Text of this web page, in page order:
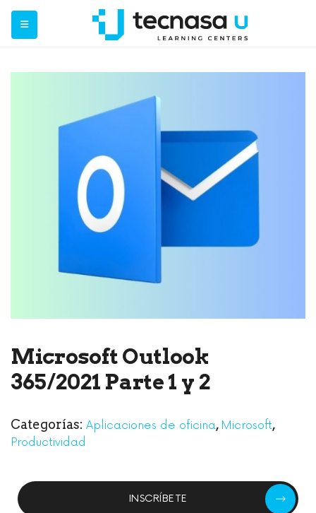
Microsoft Outlook
365/2021 Parte 1 y 2
Categorías: Aplicaciones de oficina, Microsoft,
Productividad
INSCRÍBETE